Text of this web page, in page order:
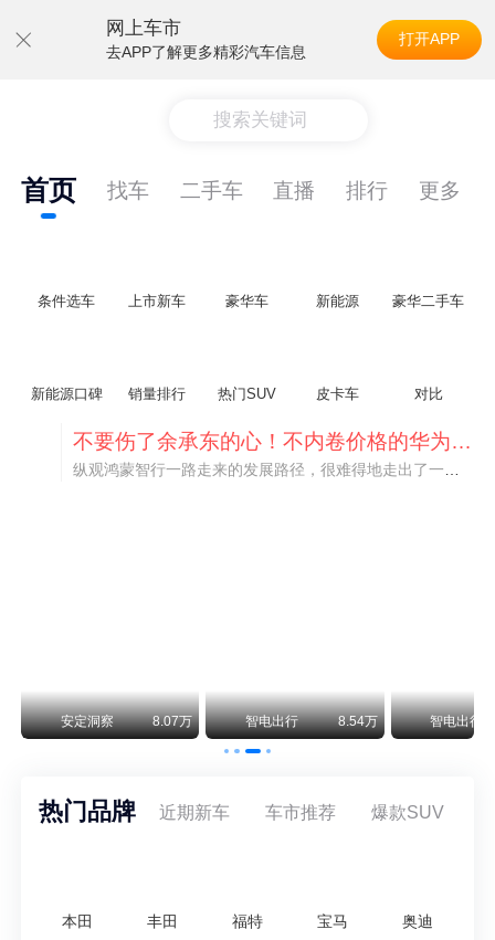
网上车市
去APP了解更多精彩汽车信息
打开APP
搜索关键词
首页 找车 二手车 直播 排行 更多
条件选车 上市新车 豪华车 新能源 豪华二手车
新能源口碑 销量排行 热门SUV 皮卡车 对比
不要伤了余承东的心！不内卷价格的华为，弥足珍贵！
安定洞察 8.07万 智电出行 8.54万 智电出行
热门品牌 近期新车 车市推荐 爆款SUV
本田 丰田 福特 宝马 奥迪